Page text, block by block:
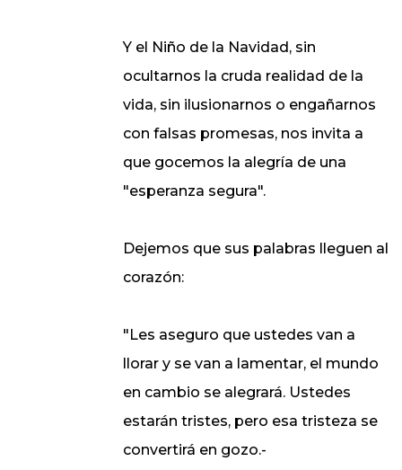
Y el Niño de la Navidad, sin
ocultarnos la cruda realidad de la
vida, sin ilusionarnos o engañarnos
con falsas promesas, nos invita a
que gocemos la alegría de una
"esperanza segura".
Dejemos que sus palabras lleguen al
corazón:
"Les aseguro que ustedes van a
llorar y se van a lamentar, el mundo
en cambio se alegrará. Ustedes
estarán tristes, pero esa tristeza se
convertirá en gozo.-